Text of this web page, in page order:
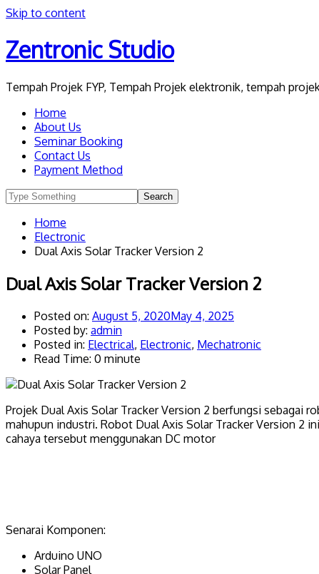
Skip to content
Zentronic Studio
Tempah Projek FYP, Tempah Projek elektronik, tempah
Home
About Us
Seminar Booking
Contact Us
Payment Method
Home
Electronic
Dual Axis Solar Tracker Version 2
Dual Axis Solar Tracker Version 2
Posted on: August 5, 2020May 4, 2025
Posted by: admin
Posted in: Electrical, Electronic, Mechatronic
Read Time: 0 minute
Projek Dual Axis Solar Tracker Version 2 berfungsi sebagai
mahupun industri. Robot Dual Axis Solar Tracker Version 2
cahaya tersebut menggunakan DC motor
Senarai Komponen:
Arduino UNO
Solar Panel